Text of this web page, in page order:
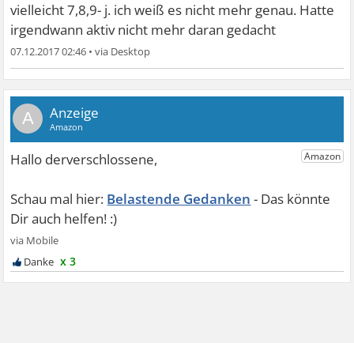
vielleicht 7,8,9- j. ich weiß es nicht mehr genau. Hatte
irgendwann aktiv nicht mehr daran gedacht
07.12.2017 02:46 •
A
Belastende Gedanken
x 3